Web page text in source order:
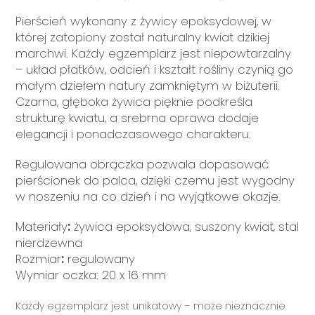
Pierścień wykonany z żywicy epoksydowej, w
której zatopiony został naturalny kwiat dzikiej
marchwi. Każdy egzemplarz jest niepowtarzalny
– układ płatków, odcień i kształt rośliny czynią go
małym dziełem natury zamkniętym w biżuterii.
Czarna, głęboka żywica pięknie podkreśla
strukturę kwiatu, a srebrna oprawa dodaje
elegancji i ponadczasowego charakteru.
Regulowana obrączka pozwala dopasować
pierścionek do palca, dzięki czemu jest wygodny
w noszeniu na co dzień i na wyjątkowe okazje.
Materiały: żywica epoksydowa, suszony kwiat, stal
nierdzewna
Rozmiar: regulowany
Wymiar oczka: 20 x 16 mm
Każdy egzemplarz jest unikatowy – może nieznacznie